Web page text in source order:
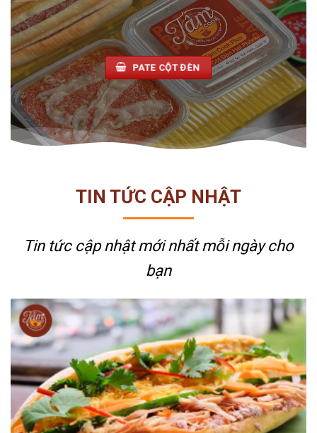
PATE CỘT ĐÈN
TIN TỨC CẬP NHẬT
Tin tức cập nhật mới nhấtmỗi ngày cho
bạn